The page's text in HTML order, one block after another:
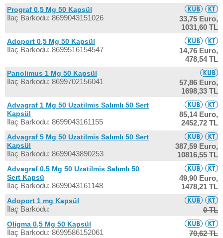
Prograf 0,5 Mg 50 Kapsül
İlaç Barkodu: 8699043151026
33,75 Euro,
1031,60 TL
Adoport 0,5 Mg 50 Kapsül
İlaç Barkodu: 8699516154547
14,76 Euro,
478,54 TL
Panolimus 1 Mg 50 Kapsül
İlaç Barkodu: 8699702156041
57,86 Euro,
1698,33 TL
Advagraf 1 Mg 50 Uzatilmis Salımlı 50 Sert
Kapsül
İlaç Barkodu: 8699043161155
85,14 Euro,
2452,72 TL
Advagraf 5 Mg 50 Uzatilmis Salımlı 50 Sert
Kapsül
İlaç Barkodu: 8699043890253
387,59 Euro,
10816,55 TL
Advagraf 0,5 Mg 50 Uzatilmis Salımlı 50
Sert Kapsü
İlaç Barkodu: 8699043161148
49,90 Euro,
1478,21 TL
Adoport 1 mg Kapsül
İlaç Barkodu: 0 TL
Oligma 0,5 Mg 50 Kapsül
İlaç Barkodu: 8699586152061 70,62 TL